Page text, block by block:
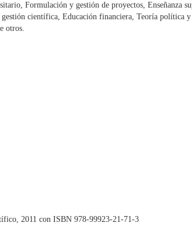
Formulación y gestión de proyectos, Enseñanza
científica, Educación financiera, Teoría política
otros.
2011 con ISBN 978-99923-21-71-3